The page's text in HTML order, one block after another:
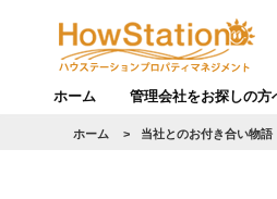
ホーム 管理会社をお探しの方
ホーム > 当社とのお付き合い物語